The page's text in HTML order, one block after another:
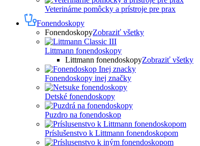
Veterinárne pomôcky a prístroje pre prax
Fonendoskopy
FonendoskopyZobraziť všetky
Littmann fonendoskopy
Littmann fonendoskopyZobraziť všetky
Fonendoskopy inej značky
Detské fonendoskopy
Puzdro na fonendoskop
Príslušenstvo k Littmann fonendoskopom